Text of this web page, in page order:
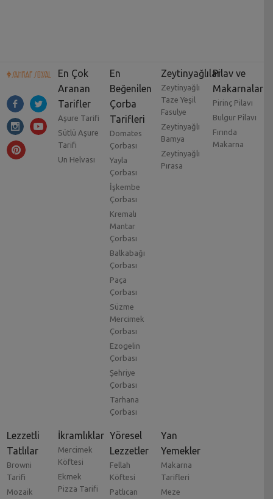
En Çok
Aranan
Tarifler
Aşure Tarifi
Sütlü Aşure
Tarifi
Un Helvası
En
Beğenilen
Çorba
Tarifleri
Domates
Çorbası
Yayla
Çorbası
İşkembe
Çorbası
Kremalı
Mantar
Çorbası
Balkabağı
Çorbası
Paça
Çorbası
Süzme
Mercimek
Çorbası
Ezogelin
Çorbası
Şehriye
Çorbası
Tarhana
Çorbası
Zeytinyağlılar
Zeytinyağlı
Taze Yeşil
Fasulye
Zeytinyağlı
Bamya
Zeytinyağlı
Pırasa
Pilav ve
Makarnalar
Pirinç Pilavı
Bulgur Pilavı
Fırında
Makarna
Lezzetli
Tatlılar
Browni
Tarifi
Mozaik
İkramlıklar
Mercimek
Köftesi
Ekmek
Pizza Tarifi
Yöresel
Lezzetler
Fellah
Köftesi
Patlıcan
Yan
Yemekler
Makarna
Tarifleri
Meze